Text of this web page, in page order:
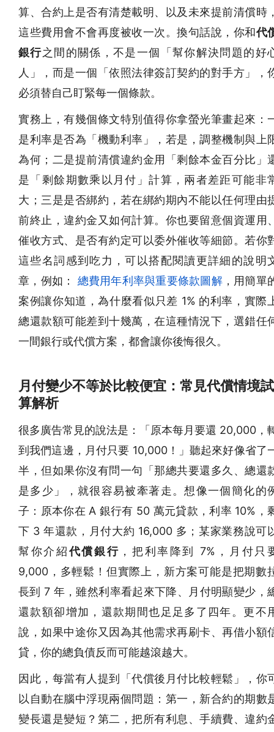
算、合約上是否有清楚載明、以及未來提前清償時
這些費用會不會再度被收一次。換句話說，你和代
銀行之間的關係，不是一個「幫你解決問題的好
人」，而是一個「依照法律簽訂契約的對手方」，
必須替自己盯緊每一個條款。
實務上，有幾個條文特別值得你拿螢光筆畫起來：
是利率是否為「機動利率」，若是，調整機制與上
為何；二是提前清償違約金用「剩餘本金百分比」
是「剩餘期數乘以月付」計算，兩者差距可能非
大；三是是否綁約，若在綁約期內不能以任何理由
前終止，違約金又如何計算。你也要留意個資運用
催收方式、是否有約定可以委外催收等細節。若你
這些名詞感到吃力，可以搭配閱讀更詳細的說明
章，例如：
總費用年利率與重要條款圖解，用簡單
案例讓你知道，為什麼看似只差 1% 的利率，實際
總還款額可能差到十幾萬，在這種情況下，選錯任
一間銀行或代償方案，都會讓你後悔很久。
月付變少不等於比較便宜：常見代償情境試
算解析
很多廣告常見的說法是：「原本每月要還 20,000，
到我們這邊，月付只要 10,000！」聽起來好像省了
半，但如果你沒有問一句「那總共要還多久、總還
是多少」，就很容易被牽著走。想像一個簡化的
子：原本你在 A 銀行有 50 萬元貸款，利率 10%，
下 3 年還款，月付大約 16,000 多；某家業務說可
幫你介紹代償銀行 ，把利率降到 7%，月付只
9,000，多輕鬆！但實際上，新方案可能是把期數
長到 7 年，雖然利率看起來下降、月付明顯變少，
還款額卻增加，還款期間也足足多了四年。更不
說，如果中途你又因為其他需求再刷卡、再借小額
貸，你的總負債反而可能越滾越大。
因此，每當有人提到「代償後月付比較輕鬆」，你
以自動在腦中浮現兩個問題：第一，新合約的期數
變長還是變短？第二，把所有利息、手續費、違約